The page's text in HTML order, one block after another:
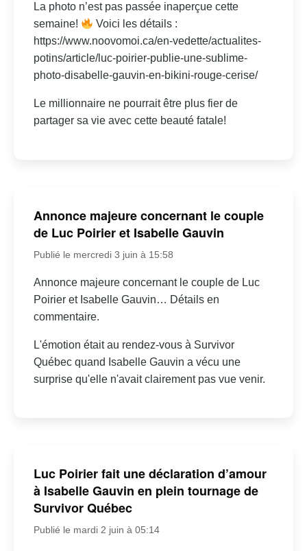
La photo n’est pas passée inaperçue cette
semaine!
Voici les détails :
https://www.noovomoi.ca/en-vedette/actualites-
potins/article/luc-poirier-publie-une-sublime-
photo-disabelle-gauvin-en-bikini-rouge-cerise/
Le millionnaire ne pourrait être plus fier de
partager sa vie avec cette beauté fatale!
Annonce majeure concernant le couple
de Luc Poirier et Isabelle Gauvin
Publié le mercredi 3 juin à 15:58
Annonce majeure concernant le couple de Luc
Poirier et Isabelle Gauvin… Détails en
commentaire.
L'émotion était au rendez-vous à Survivor
Québec quand Isabelle Gauvin a vécu une
surprise qu'elle n'avait clairement pas vue venir.
Luc Poirier fait une déclaration d’amour
à Isabelle Gauvin en plein tournage de
Survivor Québec
Publié le mardi 2 juin à 05:14